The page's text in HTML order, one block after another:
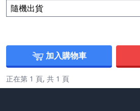
加入購物車
正在第 1 頁, 共 1 頁